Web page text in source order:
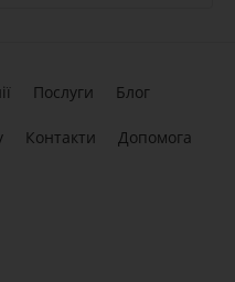
Послуги Блог
Контакти Допомога